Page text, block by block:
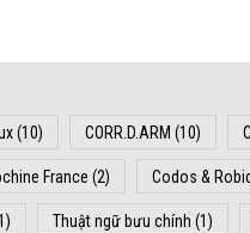
(10) CORR.D.ARM (10)
France (2) Codos &
Thuật ngữ bưu chính (1)